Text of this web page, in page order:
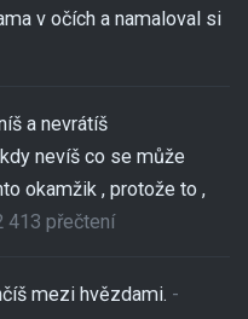
v očích a namaloval si
a nevrátíš
nevíš co se může
okamžik , protože to ,
413 přečtení
mezi hvězdami. -